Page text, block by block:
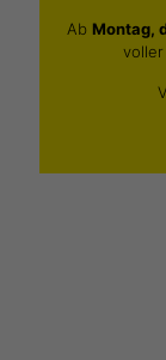
Ab Montag,